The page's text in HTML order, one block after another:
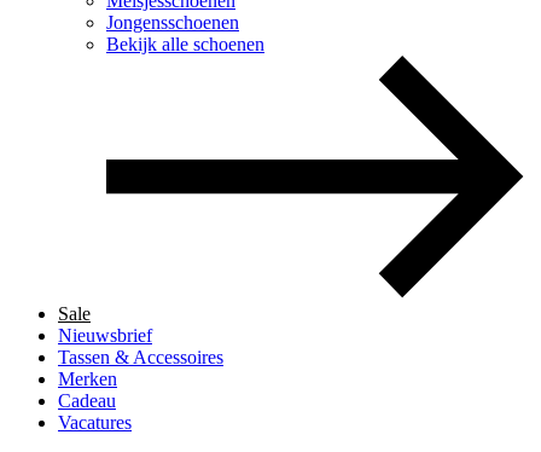
Jongensschoenen
Bekijk alle schoenen
Sale
Nieuwsbrief
Tassen & Accessoires
Merken
Cadeau
Vacatures